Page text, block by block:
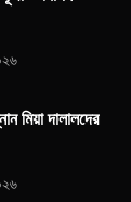
মিয়া দালালদের